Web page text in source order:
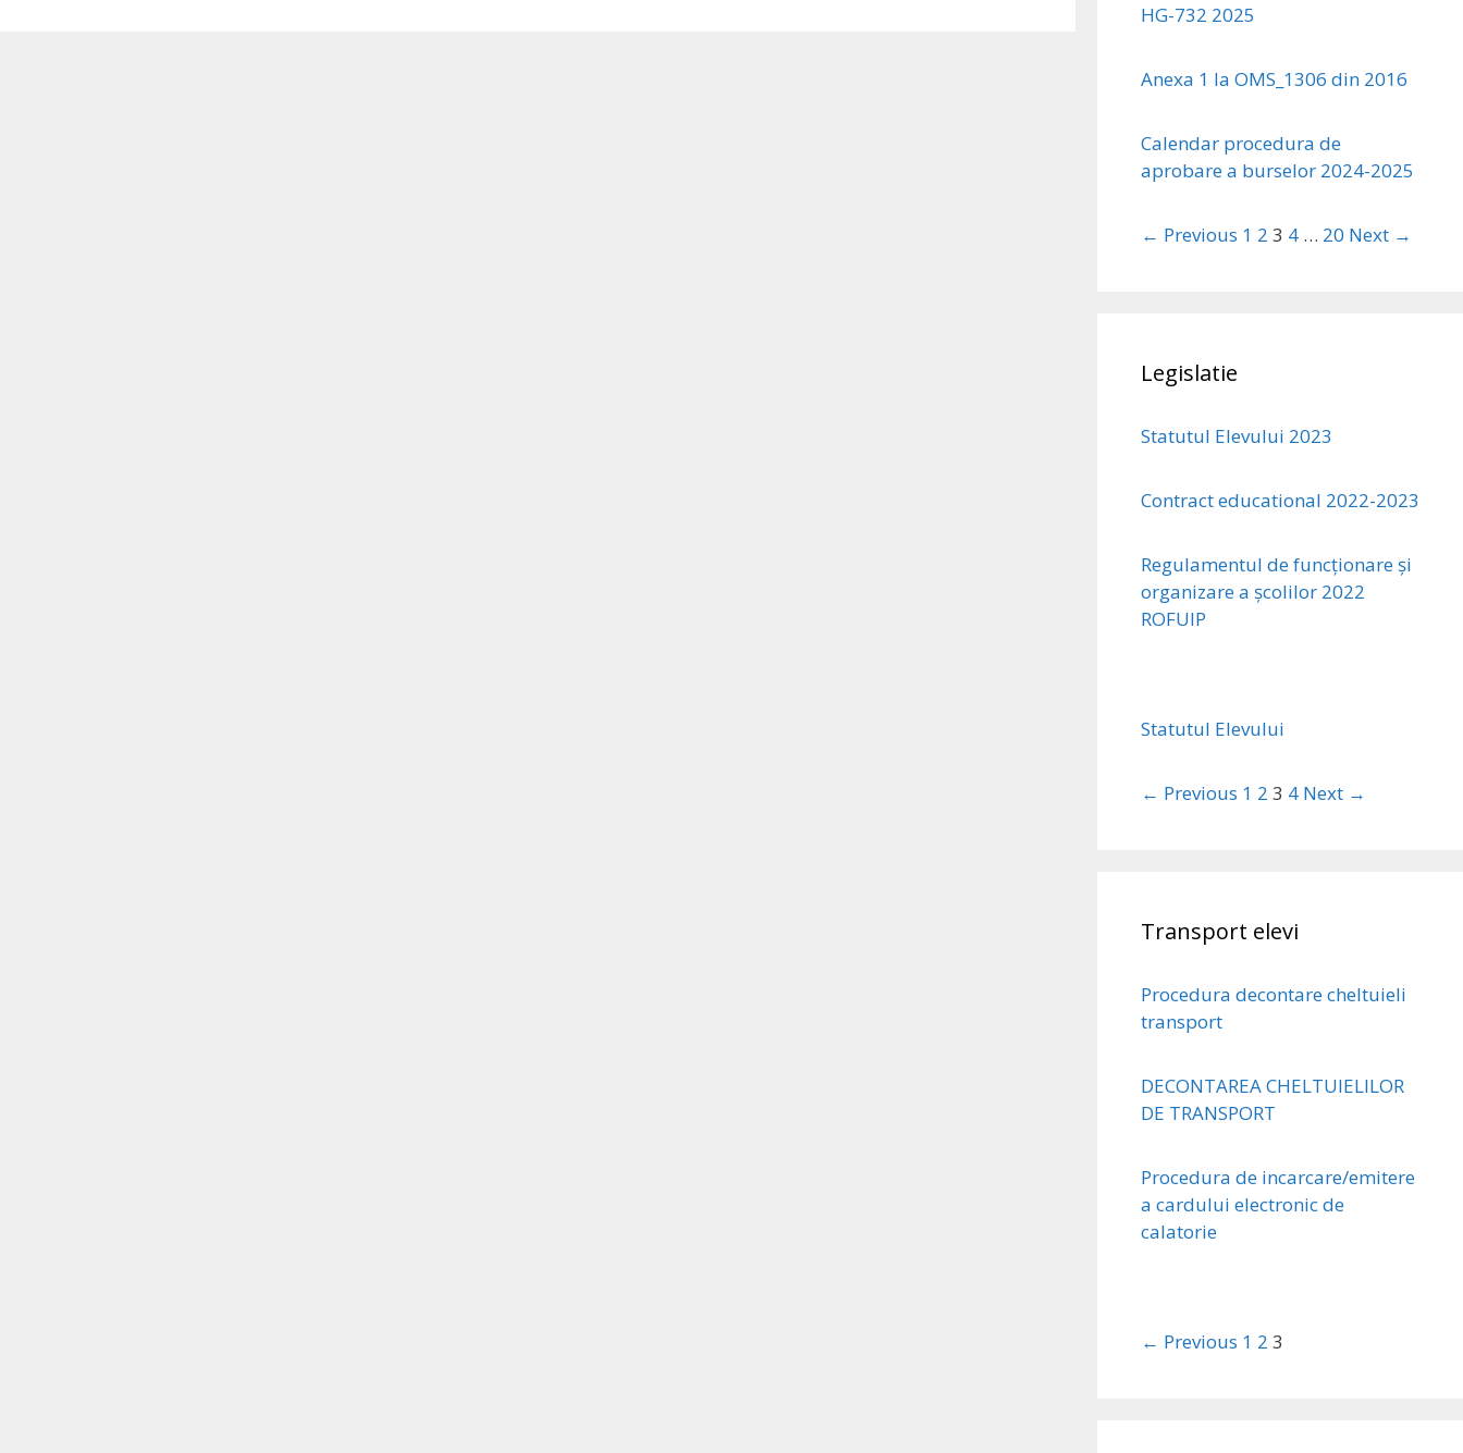
HG-732 2025
Anexa 1 la OMS_1306 din 2016
Calendar procedura de
aprobare a burselor 2024-2025
← Previous 1 2 3 4 … 20 Next →
Legislatie
Statutul Elevului 2023
Contract educational 2022-2023
Regulamentul de funcționare și
organizare a școlilor 2022
ROFUIP
Statutul Elevului
← Previous 1 2 3 4 Next →
Transport elevi
Procedura decontare cheltuieli
transport
DECONTAREA CHELTUIELILOR
DE TRANSPORT
Procedura de incarcare/emitere
a cardului electronic de
calatorie
← Previous 1 2 3